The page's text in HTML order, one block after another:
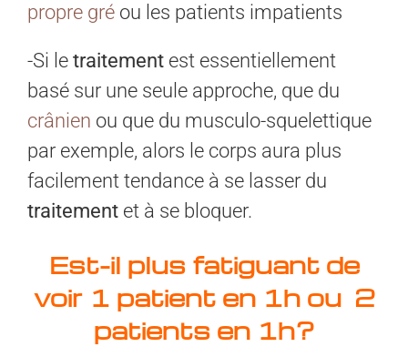
propre gré ou les patients impatients
-Si le traitement est essentiellement
basé sur une seule approche, que du
crânien ou que du musculo-squelettique
par exemple, alors le corps aura plus
facilement tendance à se lasser du
traitement et à se bloquer.
Est-il plus fatiguant de
voir 1 patient en 1h ou 2
patients en 1h?